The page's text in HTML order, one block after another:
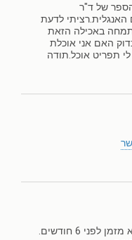
של ד"ר
האנגלית.רציתי לדעת
באכילה הזאת
האם אני אוכלת
לי תפריט אוכל.תודה
שלום שמי רונית סוכרתית.עד לא מזמן לפני 6 חודשים.